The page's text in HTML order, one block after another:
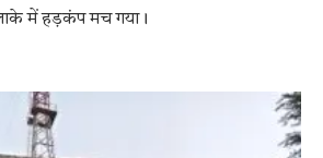
में हड़कंप मच गया।